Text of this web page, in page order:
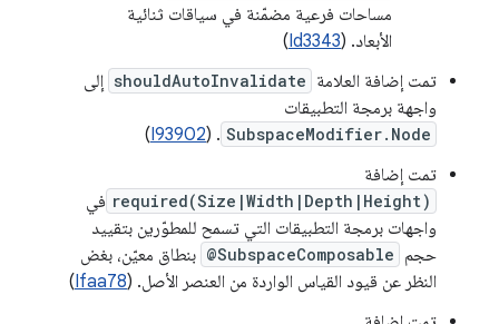
مساحات فرعية مضمّنة في سياقات ثنائية
الأبعاد. (Id3343
)
تمت إضافة العلامة shouldAutoInvalidate إلى
واجهة برمجة التطبيقات
SubspaceModifier.Node
. (
I93902
)
تمت إضافة
required(Size|Width|Depth|Height) في
واجهات برمجة التطبيقات التي تسمح للمطوّرين بتقييد
حجم @SubspaceComposable بنطاق معيّن، بغض
النظر عن قيود القياس الواردة من العنصر الأصل. (Ifaa78
)